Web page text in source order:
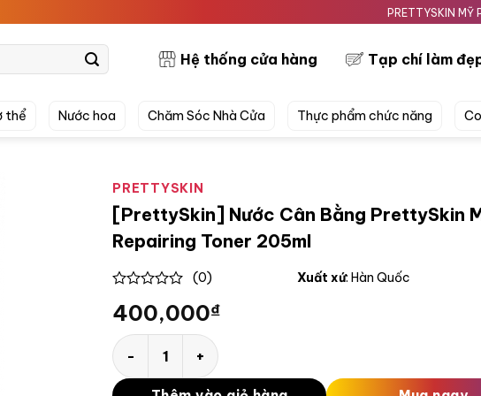
PRETTYSKIN MỸ PHẨM
Hệ thống cửa hàng Tạp chí làm
thể Nước hoa Chăm Sóc Nhà Cửa Thực phẩm chức năng
PRETTYSKIN
[PrettySkin] Nước Cân Bằng PrettySkin
Repairing Toner 205ml
out
5
(0) Xuất xứ: Hàn Quốc
400,000₫
[PrettySkin] Nước Cân Bằng PrettySkin Multi Hydra B5